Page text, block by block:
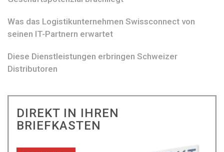
Was das Logistikunternehmen Swissconnect von
seinen IT-Partnern erwartet
Diese Dienstleistungen erbringen Schweizer
Distributoren
DIREKT IN IHREN
BRIEFKASTEN